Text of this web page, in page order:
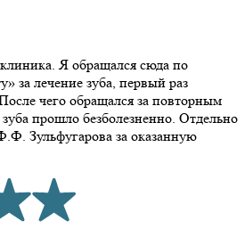
Я обращался сюда по
за лечение зуба, первый раз
чего обращался за повторным
прошло безболезненно. Отдельно
Зульфугарова за оказанную